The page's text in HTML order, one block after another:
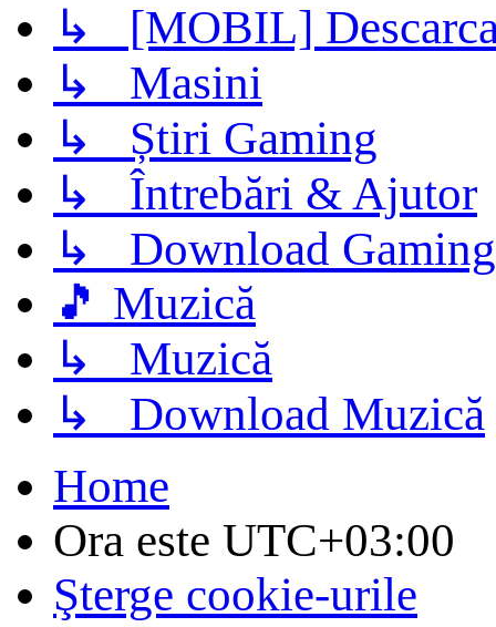
↳ [MOBIL]
↳ Masini
↳ Știri Gaming
↳ Întrebări & Ajutor
↳ Download Gaming
🎵 Muzică
↳ Muzică
↳ Download Muzică
Home
Ora este UTC+03:00
Şterge cookie-urile